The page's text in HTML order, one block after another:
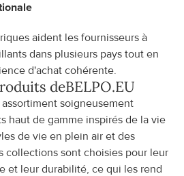
aident les fournisseurs à
dans plusieurs pays tout en
d'achat cohérente.
deBELPO.EU
assortiment soigneusement
haut de gamme inspirés de la vie
de vie en plein air et des
collections sont choisies pour leur
et leur durabilité, ce qui les rend